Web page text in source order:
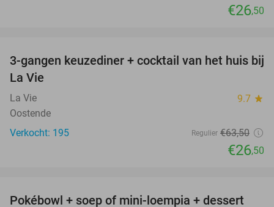
€26,50
58%
3-gangen keuzediner + cocktail van het huis bij
La Vie
La Vie 9.7 star
Oostende
Verkocht: 195
Regulier €63,50
€26,50
Pokébowl + soep of mini-loempia + dessert